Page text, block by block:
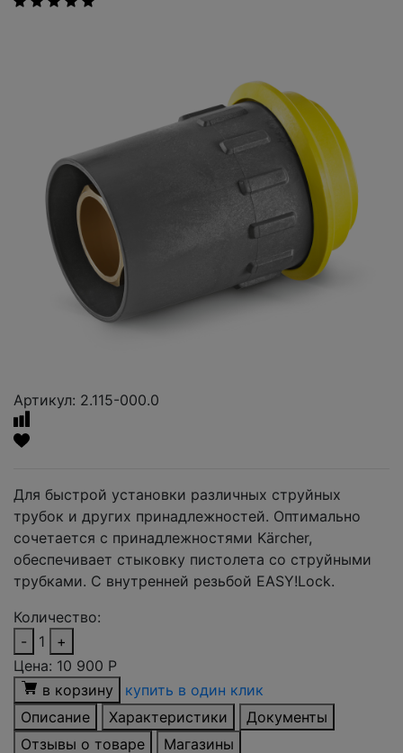
Артикул: 2.115-000.0
Для быстрой установки различных струйных
трубок и других принадлежностей. Оптимально
сочетается с принадлежностями Kärcher,
обеспечивает стыковку пистолета со струйными
трубками. С внутренней резьбой EASY!Lock.
Количество:
-
1
+
Цена: 10 900 Р
в корзину
купить в один клик
Описание
Характеристики
Документы
Отзывы о товаре
Магазины